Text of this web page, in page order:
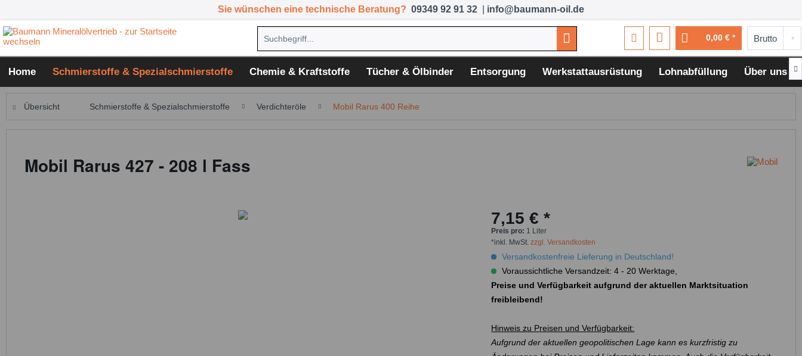
Sie wünschen eine technische Beratung? 09349 92 91 32 info@baumann-oil.de
0,00 € *
Home Schmierstoffe & Spezialschmierstoffe Chemie & Kraftstoffe Tücher & Ölbinder Entsorgung Werkstattausrüstung Lohnabfüllung Über uns 
Übersicht Schmierstoffe & Spezialschmierstoffe Verdichteröle Mobil Rarus 400 Reihe
Mobil Rarus 427 - 208 l Fass
7,15 € *
Preis pro: 1 Liter
*inkl. MwSt.zzgl. Versandkosten
Versandkostenfreie Lieferung in Deutschland!
Voraussichtliche Versandzeit: 4 - 20 Werktage,
Preise und Verfügbarkeit aufgrund der aktuellen Marktsituation
freibleibend!
Hinweis zu Preisen und Verfügbarkeit:
Aufgrund der aktuellen geopolitischen Lage kann es kurzfristig zu